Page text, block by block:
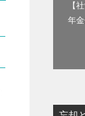
【
年